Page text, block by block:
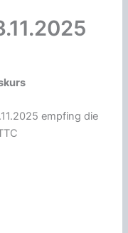
empfing die